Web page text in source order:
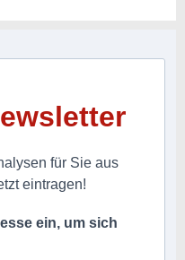
für Sie aus
eintragen!
ein, um sich